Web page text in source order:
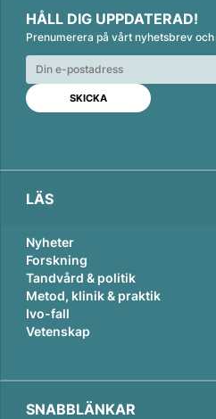
n
k
e
d
n
c
e
b
o
o
k
a
i
l
HÅLL DIG UPPDATERAD!
Prenumerera på vårt nyhetsbrev
LÄS
Nyheter
Forskning
Tandvård & politik
Metod, klinik & praktik
Ivo-fall
Vetenskap
SNABBLÄNKAR